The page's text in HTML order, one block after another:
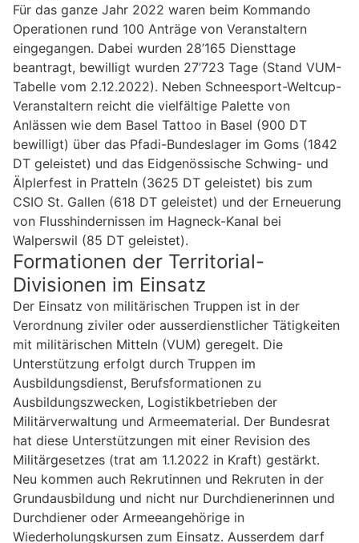
Für das ganze Jahr 2022 waren beim Kommando
Operationen rund 100 Anträge von Veranstaltern
eingegangen. Dabei wurden 28’165 Diensttage
beantragt, bewilligt wurden 27’723 Tage (Stand VUM-
Tabelle vom 2.12.2022). Neben Schneesport-Weltcup-
Veranstaltern reicht die vielfältige Palette von
Anlässen wie dem Basel Tattoo in Basel (900 DT
bewilligt) über das Pfadi-Bundeslager im Goms (1842
DT geleistet) und das Eidgenössische Schwing- und
Älplerfest in Pratteln (3625 DT geleistet) bis zum
CSIO St. Gallen (618 DT geleistet) und der Erneuerung
von Flusshindernissen im Hagneck-Kanal bei
Walperswil (85 DT geleistet).
Formationen der Territorial-
Divisionen im Einsatz
Der Einsatz von militärischen Truppen ist in der
Verordnung ziviler oder ausserdienstlicher Tätigkeiten
mit militärischen Mitteln (VUM) geregelt. Die
Unterstützung erfolgt durch Truppen im
Ausbildungsdienst, Berufsformationen zu
Ausbildungszwecken, Logistikbetrieben der
Militärverwaltung und Armeematerial. Der Bundesrat
hat diese Unterstützungen mit einer Revision des
Militärgesetzes (trat am 1.1.2022 in Kraft) gestärkt.
Neu kommen auch Rekrutinnen und Rekruten in der
Grundausbildung und nicht nur Durchdienerinnen und
Durchdiener oder Armeeangehörige in
Wiederholungskursen zum Einsatz. Ausserdem darf